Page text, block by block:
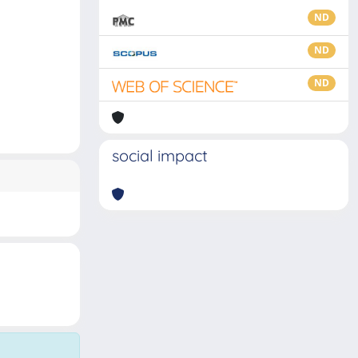
ND
ND
ND
social impact